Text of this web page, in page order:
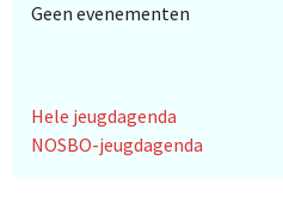
Geen evenementen
Hele jeugdagenda
NOSBO-jeugdagenda